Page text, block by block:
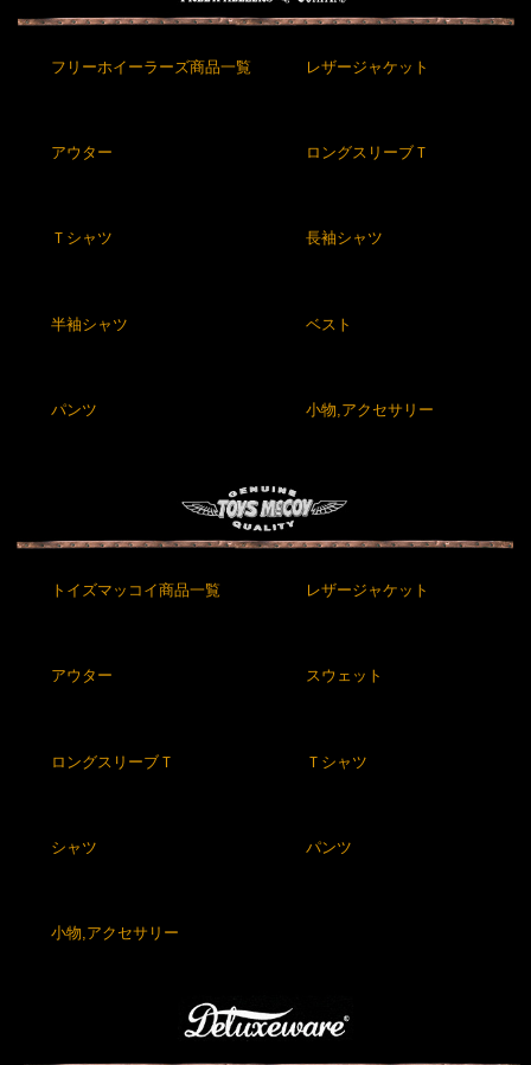
フリーホイーラーズ商品一覧 レザージャケット
アウター ロングスリーブＴ
Ｔシャツ 長袖シャツ
半袖シャツ ベスト
パンツ 小物,アクセサリー
トイズマッコイ商品一覧 レザージャケット
アウター スウェット
ロングスリーブＴ Ｔシャツ
シャツ パンツ
小物,アクセサリー